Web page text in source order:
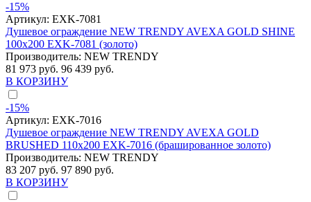
-15%
Артикул: EXK-7081
Душевое ограждение NEW TRENDY AVEXA GOLD SHINE
100x200 EXK-7081 (золото)
Производитель: NEW TRENDY
81 973 руб. 96 439 руб.
В КОРЗИНУ
-15%
Артикул: EXK-7016
Душевое ограждение NEW TRENDY AVEXA GOLD
BRUSHED 110x200 EXK-7016 (брашированное золото)
Производитель: NEW TRENDY
83 207 руб. 97 890 руб.
В КОРЗИНУ